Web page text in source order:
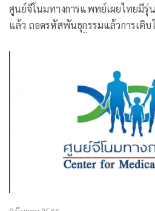
ศูนย์จีโนมทางการแพทย์เผยไทยมีรุ่
แล้ว ถอดรหัสพันธุกรรมแล้วการเติ